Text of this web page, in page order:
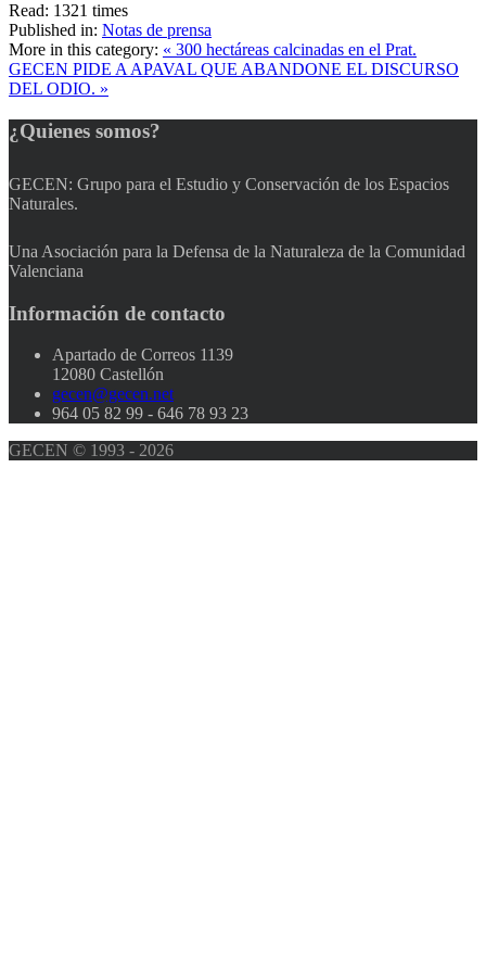
Read: 1321 times
Published in: Notas de prensa
More in this category: « 300 hectáreas calcinadas en el Prat.
GECEN PIDE A APAVAL QUE ABANDONE EL DISCURSO
DEL ODIO. »
¿Quienes somos?
GECEN: Grupo para el Estudio y Conservación de los Espacios
Naturales.
Una Asociación para la Defensa de la Naturaleza de la Comunidad
Valenciana
Información de contacto
Apartado de Correos 1139
12080 Castellón
gecen@gecen.net
964 05 82 99 - 646 78 93 23
GECEN © 1993 - 2026